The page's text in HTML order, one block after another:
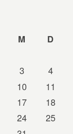
M
D
3
4
10
11
17
18
24
25